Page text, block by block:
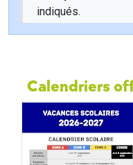
indiqués.
Calendriers